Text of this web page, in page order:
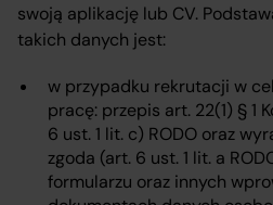
swoją aplikację lub CV.
takich danych jest:
w przypadku rekrutacji w
pracę: przepis art. 22(1) § 1
6 ust. 1 lit. c) RODO oraz
zgoda (art. 6 ust. 1 lit. a
formularzu oraz innych